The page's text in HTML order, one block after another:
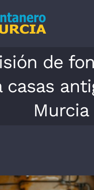
de
casas
Murcia